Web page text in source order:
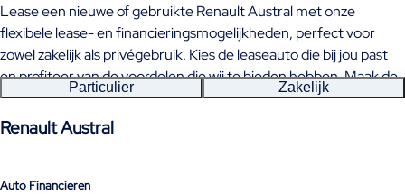
Lease een nieuwe of gebruikte Renault Austral met onze
flexibele lease- en financieringsmogelijkheden, perfect voor
zowel zakelijk als privégebruik. Kies de leaseauto die bij jou past
en profiteer van de voordelen die wij te bieden hebben. Maak de
juiste keuze en rij binnenkort in jouw Renault Austral!
Particulier Zakelijk
Renault Austral
Auto Financieren